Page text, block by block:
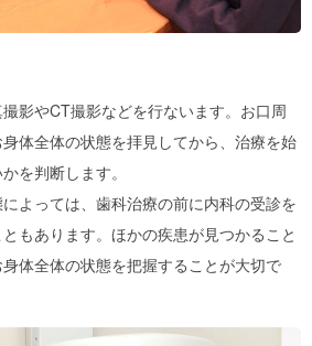
影やCT撮影などを行ないます。お口周
体全体の状態を拝見してから、治療を始
を判断します。
よっては、歯科治療の前に内科の受診を
もあります。ほかの疾患が見つかること
体全体の状態を把握することが大切で